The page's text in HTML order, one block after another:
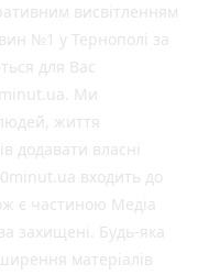
висвітленням
№1 у Тернополі за
для Вас
Ми
життя
додавати власні
входить до
є частиною Медіа
захищені. Будь-яка
матеріалів